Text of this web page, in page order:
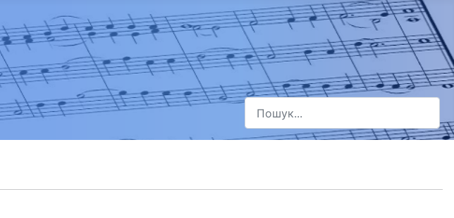
Пошук
Type 2 or more characters for results.